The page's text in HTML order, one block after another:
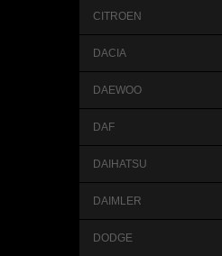
CITROEN
DACIA
DAEWOO
DAF
DAIHATSU
DAIMLER
DODGE